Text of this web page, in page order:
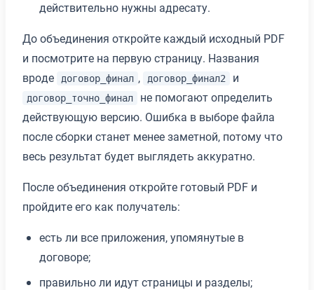
действительно нужны адресату.
До объединения откройте каждый исходный PDF
и посмотрите на первую страницу. Названия
вроде
договор_финал , договор_финал2 и
договор_точно_финал
не помогают определить
действующую версию. Ошибка в выборе файла
после сборки станет менее заметной, потому что
весь результат будет выглядеть аккуратно.
После объединения откройте готовый PDF и
пройдите его как получатель:
есть ли все приложения, упомянутые в
договоре;
правильно ли идут страницы и разделы;